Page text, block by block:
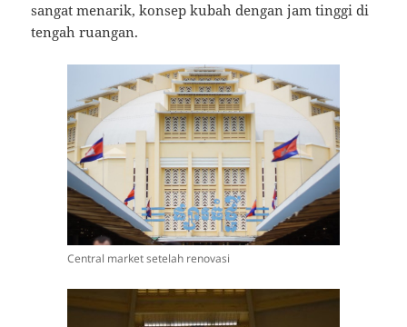
sangat menarik, konsep kubah dengan jam tinggi di
tengah ruangan.
Central market setelah renovasi